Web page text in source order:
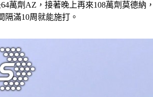
萬劑AZ，接著晚上再來108萬劑莫德
隔滿10周就能施打。